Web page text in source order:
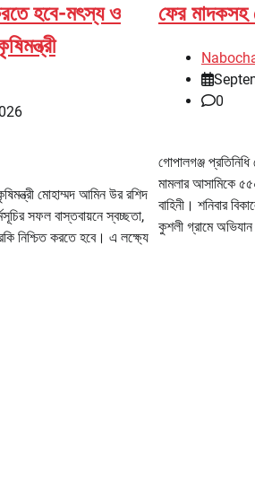
হবে-মৎস্য ও
মোহাম্মদ আমিন উর রশিদ
সফল বাস্তবায়নে স্বচ্ছতা,
নিশ্চিত করতে হবে। এ লক্ষ্যে
ফের মাদকসহ
0
গোপালগঞ্জ প্রতিনিধি
মামলার আসামিকে
বাহিনী। শনিবার
কুশলী গ্রামে